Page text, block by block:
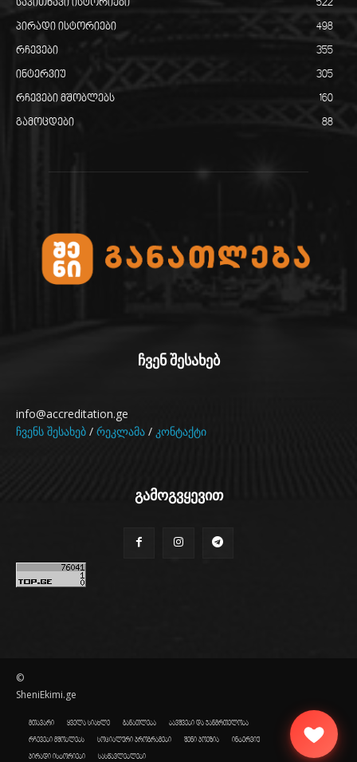
საკითხავი ისტორიები 522
პირადი ისტორიები 498
რჩევები 355
ინტერვიუ 305
რჩევები მშობლებს 160
გამოცდები 88
ჩვენ შესახებ
info@accreditation.ge
ჩვენს შესახებ / რეკლამა / კონტაქტი
გამოგვყევით
©
SheniEkimi.ge
მთავარი ყველა სიახლე განათლება ბავშვები და ჯანმრთელობა
რჩევები მშობლებს სოციალური პროგრამები შენი პოეზია ინტერვიუ
პირადი ისტორიები სასწავლებლები